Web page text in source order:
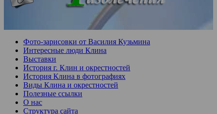
Фото-зарисовки от Василия Кузьмина
Интересные люди Клина
Выставки
История г. Клин и окрестностей
История Клина в фотографиях
Виды Клина и окрестностей
Полезные ссылки
О нас
Структура сайта